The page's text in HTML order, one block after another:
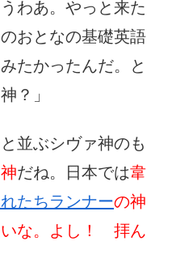
わあ。やっと来た
おとなの基礎英語
たかったんだ。と
？」
並ぶシヴァ神のも
だね。日本では韋
たちランナーの神
いな。よし！ 拝ん